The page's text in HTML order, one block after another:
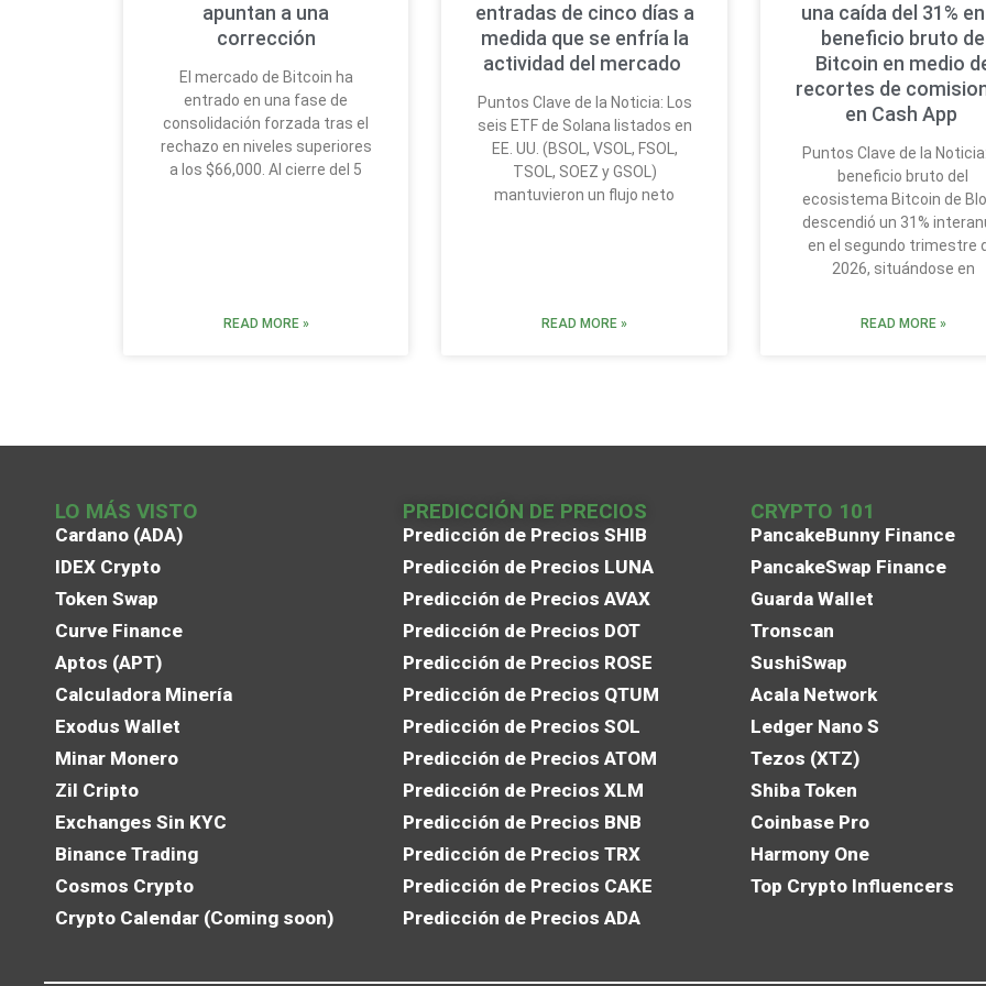
apuntan a una
corrección
El mercado de Bitcoin ha
entrado en una fase de
consolidación forzada tras el
rechazo en niveles superiores
a los $66,000. Al cierre del 5
READ MORE »
entradas de cinco días a
medida que se enfría la
actividad del mercado
Puntos Clave de la Noticia: Los
seis ETF de Solana listados en
EE. UU. (BSOL, VSOL, FSOL,
TSOL, SOEZ y GSOL)
mantuvieron un flujo neto
READ MORE »
una caída del 31% en
beneficio bruto de
Bitcoin en medio
recortes de
en Cash App
Puntos Clave de la Noticia:
beneficio bruto del
ecosistema Bitcoin de
descendió un 31%
en el segundo trimestre
2026, situándose en
READ MORE »
LO MÁS VISTO
Cardano (ADA)
IDEX Crypto
Token Swap
Curve Finance
Aptos (APT)
Calculadora Minería
Exodus Wallet
Minar Monero
Zil Cripto
Exchanges Sin KYC
Binance Trading
Cosmos Crypto
Crypto Calendar (Coming soon)
PREDICCIÓN DE PRECIOS
Predicción de Precios SHIB
Predicción de Precios LUNA
Predicción de Precios AVAX
Predicción de Precios DOT
Predicción de Precios ROSE
Predicción de Precios QTUM
Predicción de Precios SOL
Predicción de Precios ATOM
Predicción de Precios XLM
Predicción de Precios BNB
Predicción de Precios TRX
Predicción de Precios CAKE
Predicción de Precios ADA
CRYPTO 101
PancakeBunny Finance
PancakeSwap Finance
Guarda Wallet
Tronscan
SushiSwap
Acala Network
Ledger Nano S
Tezos (XTZ)
Shiba Token
Coinbase Pro
Harmony One
Top Crypto Influencers